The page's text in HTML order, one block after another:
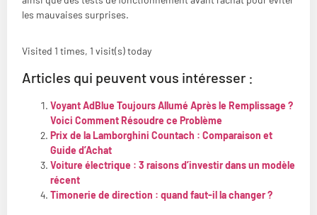
les mauvaises surprises.
Visited 1 times, 1 visit(s) today
Articles qui peuvent vous intéresser :
Voyant AdBlue Toujours Allumé Après le Remplissage ?
Voici Comment Résoudre ce Problème
Prix de la Lamborghini Countach : Comparaison et
Guide d’Achat
Voiture électrique : 3 raisons d’investir dans un modèle
récent
Timonerie de direction : quand faut-il la changer ?